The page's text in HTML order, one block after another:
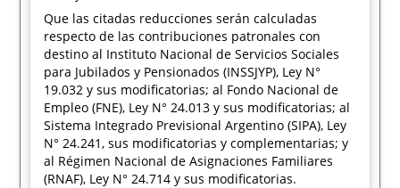
Que las citadas reducciones serán calculadas
respecto de las contribuciones patronales con
destino al Instituto Nacional de Servicios Sociales
para Jubilados y Pensionados (INSSJYP), Ley N°
19.032 y sus modificatorias; al Fondo Nacional de
Empleo (FNE), Ley N° 24.013 y sus modificatorias; al
Sistema Integrado Previsional Argentino (SIPA), Ley
N° 24.241, sus modificatorias y complementarias; y
al Régimen Nacional de Asignaciones Familiares
(RNAF), Ley N° 24.714 y sus modificatorias.